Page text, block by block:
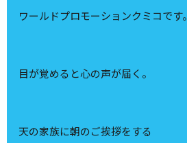
ワールドプロモーションクミコです。
目が覚めると心の声が届く。
天の家族に朝のご挨拶をする